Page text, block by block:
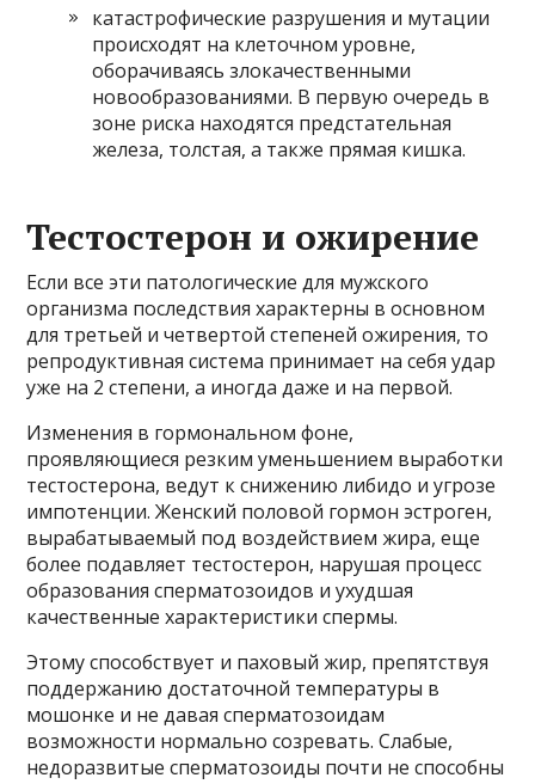
катастрофические разрушения и мутации
происходят на клеточном уровне,
оборачиваясь злокачественными
новообразованиями. В первую очередь в
зоне риска находятся предстательная
железа, толстая, а также прямая кишка.
Тестостерон и ожирение
Если все эти патологические для мужского
организма последствия характерны в основном
для третьей и четвертой степеней ожирения, то
репродуктивная система принимает на себя удар
уже на 2 степени, а иногда даже и на первой.
Изменения в гормональном фоне,
проявляющиеся резким уменьшением выработки
тестостерона, ведут к снижению либидо и угрозе
импотенции. Женский половой гормон эстроген,
вырабатываемый под воздействием жира, еще
более подавляет тестостерон, нарушая процесс
образования сперматозоидов и ухудшая
качественные характеристики спермы.
Этому способствует и паховый жир, препятствуя
поддержанию достаточной температуры в
мошонке и не давая сперматозоидам
возможности нормально созревать. Слабые,
недоразвитые сперматозоиды почти не способны